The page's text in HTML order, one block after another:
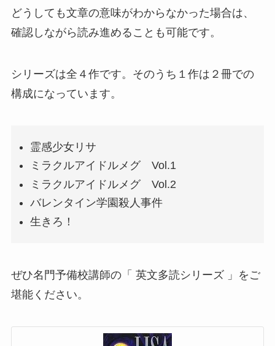
どうしても文章の意味がわからなかった場合は、
確認しながら読み進めることも可能です。
シリーズは全４作です。そのうち１作は２冊での
構成になっています。
霊感少女リサ
ミラクルアイドルメグ Vol.1
ミラクルアイドルメグ Vol.2
バレンタイン学園殺人事件
生きろ！
ぜひ名門予備校講師の「 英文多読シリーズ 」をご
堪能ください。